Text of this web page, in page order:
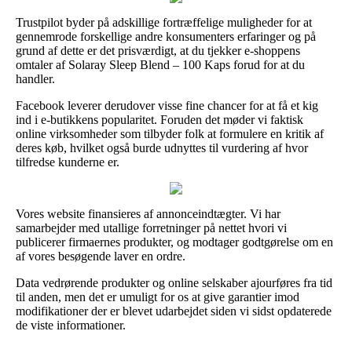
Trustpilot byder på adskillige fortræffelige muligheder for at
gennemrode forskellige andre konsumenters erfaringer og på
grund af dette er det prisværdigt, at du tjekker e-shoppens
omtaler af Solaray Sleep Blend – 100 Kaps forud for at du
handler.
Facebook leverer derudover visse fine chancer for at få et kig
ind i e-butikkens popularitet. Foruden det møder vi faktisk
online virksomheder som tilbyder folk at formulere en kritik af
deres køb, hvilket også burde udnyttes til vurdering af hvor
tilfredse kunderne er.
Vores website finansieres af annonceindtægter. Vi har
samarbejder med utallige forretninger på nettet hvori vi
publicerer firmaernes produkter, og modtager godtgørelse om en
af vores besøgende laver en ordre.
Data vedrørende produkter og online selskaber ajourføres fra tid
til anden, men det er umuligt for os at give garantier imod
modifikationer der er blevet udarbejdet siden vi sidst opdaterede
de viste informationer.